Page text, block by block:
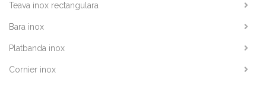
Teava inox rectangulara
Bara inox
Platbanda inox
Cornier inox